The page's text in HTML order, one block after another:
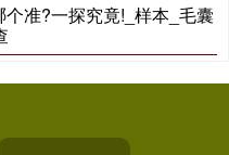
准?一探究竟!_样本_毛囊